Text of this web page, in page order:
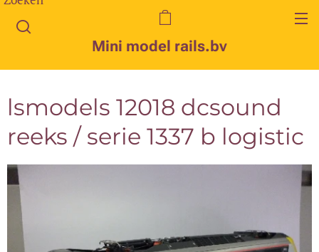
Mini model rails.bv
lsmodels 12018 dcsound
reeks / serie 1337 b logistic